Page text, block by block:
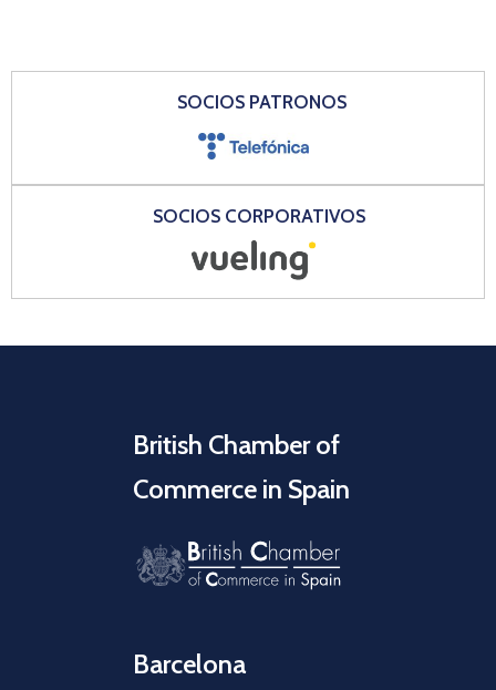
SOCIOS PATRONOS
SOCIOS CORPORATIVOS
British Chamber of
Commerce in Spain
Barcelona